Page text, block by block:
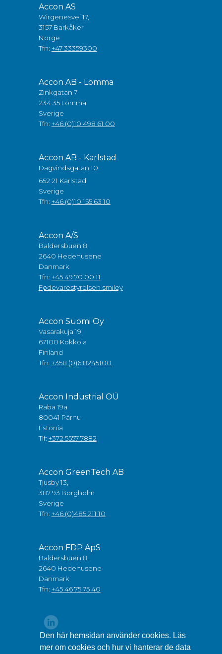
Den här hemsidan använder cookies. Läs
mer om cookies och hur vi hanterar de data
Accon AS
Wirgenesvei 17,
3157 Barkåker
Norge
Tfn: +47 33359300
Accon AB - Lomma
Zinkgatan 7
234 35 Lomma
Sverige
Tfn: +46 (0)10 498 61 00
Accon AB - Karlstad
Dagvindsgatan 10
652 21 Karlstad
Sverige
Tfn: +46 (0)10 155 63 10
Accon A/S
Baldersbuen 8,
2640 Hedehusene
Danmark
Tfn: +45 49 70 00 11
Fødevarestyrelsen smiley
Accon Suomi Oy
Vasarakuja 19
67100 Kokkola
Finland
Tfn: +358 (0)6 8245100
Accon Industrial OÜ
Raba 19a
80041 Pärnu
Estonia
Tlf: +372 5557 7882
Accon GreenTech AB
Tjusby 13,
387 93 Borgholm
Sverige
Tfn: +46 (0)485 211 10
Accon FDP ApS
Baldersbuen 8,
2640 Hedehusene
Danmark
Tfn: +45 46 75 75 40